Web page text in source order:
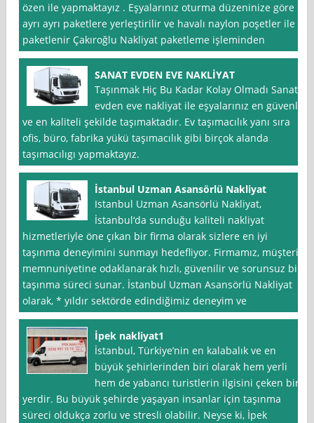
özen ile yapmaktayız . Eşyalarınız oturma düzeninize göre
ayrı ayrı paketlere yerleştirilir ve havalı naylon poşetler ile
paketlenir Çakıroğlu Nakliyat paketleme işleminden
SANAT EVDEN EVE NAKLİYAT
Taşınmak Hiç Bu Kadar Kolay Olmadı Sanat
evden eve nakliyat ile eşyalarınız en güvenli
ve en kaliteli şekilde taşımaktadır. Ev taşımacılık yanı sıra
ofis, büro, fabrika yükü taşımacılık gibi birçok alanda
taşımacılıgı yapmaktayız.
İstanbul Uzman Asansörlü Nakliyat
Istanbul Uzman Asansörlü Nakliyat,
İstanbul‘da sunduğu kaliteli nakliyat
hizmetleriyle öne çıkan bir firma olarak sizlere en iyi
taşınma deneyimini sunmayı hedefliyor. Firmamız, müşteri
memnuniyetine odaklanarak hızlı, güvenilir ve sorunsuz bir
taşınma süreci sunar. İstanbul Uzman Asansörlü Nakliyat
olarak, * yıldır sektörde edindiğimiz deneyim ve
İpek nakliyat1
İstanbul, Türkiye’nin en kalabalık ve en
büyük şehirlerinden biri olarak hem yerli
hem de yabancı turistlerin ilgisini çeken bir
yerdir. Bu büyük şehirde yaşayan insanlar için taşınma
süreci oldukça zorlu ve stresli olabilir. Neyse ki, İpek